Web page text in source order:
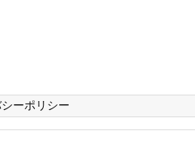
ーポリシー